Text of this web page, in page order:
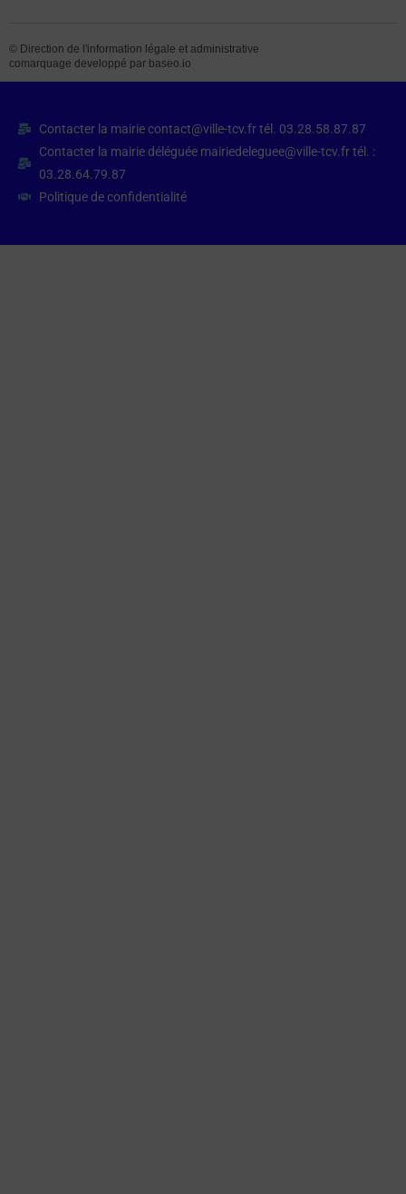
© Direction de l'information légale et administrative
comarquage developpé par baseo.io
Contacter la mairie contact@ville-tcv.fr tél. 03.28.58.87.87
Contacter la mairie déléguée mairiedeleguee@ville-tcv.fr tél. :
03.28.64.79.87
Politique de confidentialité